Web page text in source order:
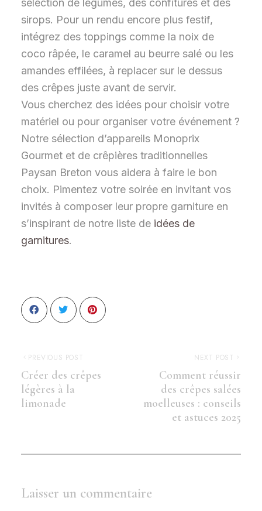
sirops. Pour un rendu encore plus festif,
intégrez des toppings comme la noix de
coco râpée, le caramel au beurre salé ou les
amandes effilées, à replacer sur le dessus
des crêpes juste avant de servir.
Vous cherchez des idées pour choisir votre
matériel ou pour organiser votre événement ?
Notre sélection d’appareils Monoprix
Gourmet et de crêpières traditionnelles
Paysan Breton vous aidera à faire le bon
choix. Pimentez votre soirée en invitant vos
invités à composer leur propre garniture en
s’inspirant de notre liste de idées de
garnitures.
PREVIOUS POST
Créer des crêpes
légères à la
limonade
NEXT POST
Comment réussir
des crêpes salées
moelleuses : conseils
et astuces 2025
Laisser un commentaire